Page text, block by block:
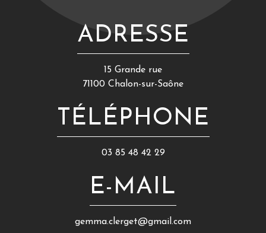
ADRESSE
15 Grande rue
71100 Chalon-sur-Saône
TÉLÉPHONE
03 85 48 42 29
E-MAIL
gemma.clerget@gmail.com